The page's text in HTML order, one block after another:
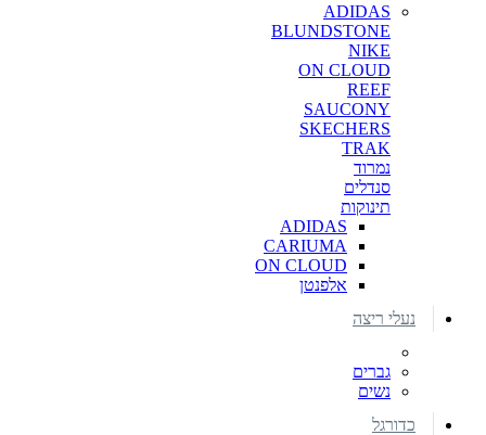
ADIDAS
BLUNDSTONE
NIKE
ON CLOUD
REEF
SAUCONY
SKECHERS
TRAK
נמרוד
סנדלים
תינוקות
ADIDAS
CARIUMA
ON CLOUD
אלפנטן
נעלי ריצה
גברים
נשים
כדורגל